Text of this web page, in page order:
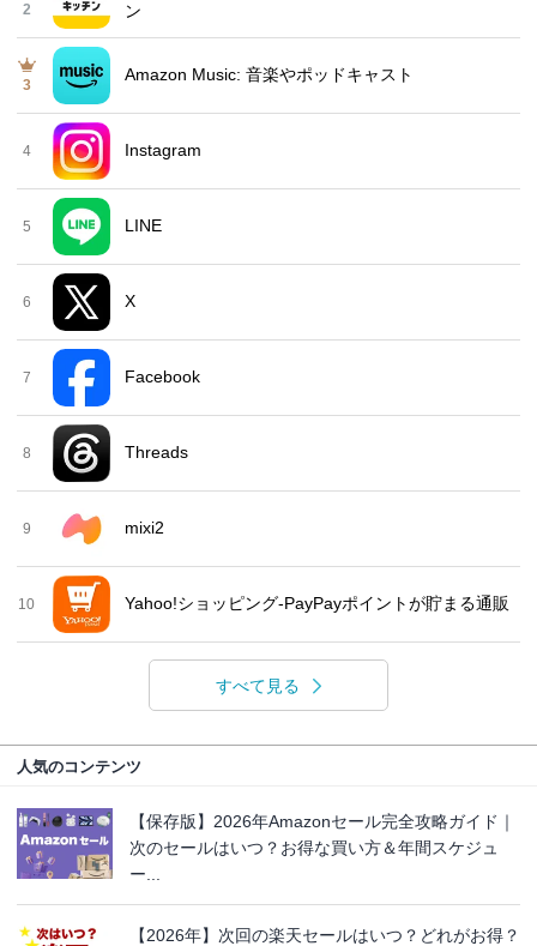
2
ン
3
Amazon Music: 音楽やポッドキャスト
4 Instagram
5 LINE
6 X
7 Facebook
8 Threads
9 mixi2
10 Yahoo!ショッピング-PayPayポイントが貯まる通販
すべて見る
人気のコンテンツ
【保存版】2026年Amazonセール完全攻略ガイド｜
次のセールはいつ？お得な買い方＆年間スケジュ
ー...
【2026年】次回の楽天セールはいつ？どれがお得？